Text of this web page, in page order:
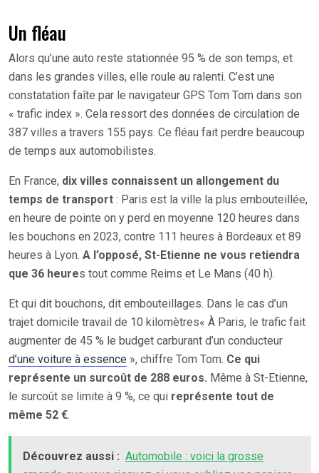
Un fléau
Alors qu’une auto reste stationnée 95 % de son temps, et
dans les grandes villes, elle roule au ralenti. C’est une
constatation faîte par le navigateur GPS Tom Tom dans son
« trafic index ». Cela ressort des données de circulation de
387 villes a travers 155 pays. Ce fléau fait perdre beaucoup
de temps aux automobilistes.
En France, dix villes connaissent un allongement du
temps de transport : Paris est la ville la plus embouteillée,
en heure de pointe on y perd en moyenne 120 heures dans
les bouchons en 2023, contre 111 heures à Bordeaux et 89
heures à Lyon. A l’opposé, St-Etienne ne vous retiendra
que 36 heures tout comme Reims et Le Mans (40 h).
Et qui dit bouchons, dit embouteillages. Dans le cas d’un
trajet domicile travail de 10 kilomètres« À Paris, le trafic fait
augmenter de 45 % le budget carburant d’un conducteur
d’une voiture à essence », chiffre Tom Tom. Ce qui
représente un surcoût de 288 euros. Même à St-Etienne,
le surcoût se limite à 9 %, ce qui représente tout de
même 52 €.
Découvrez aussi : Automobile : voici la grosse